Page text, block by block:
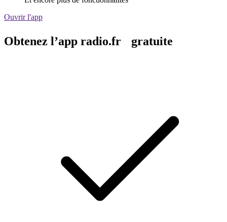
Ouvrir l'app
Obtenez l’app radio.fr gratuite